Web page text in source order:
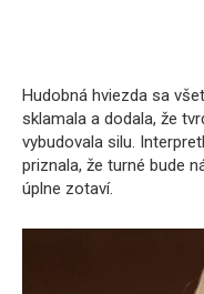
Hudobná hviezda sa
sklamala a dodala, že
vybudovala silu.
priznala, že turné bude
úplne zotaví.